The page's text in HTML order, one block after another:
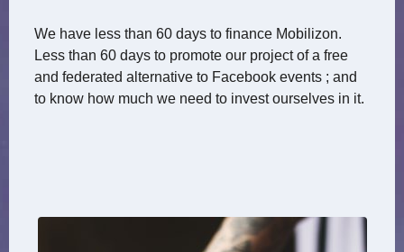
We have less than 60 days to finance Mobilizon.
Less than 60 days to promote our project of a free
and federated alternative to Facebook events ; and
to know how much we need to invest ourselves in it.